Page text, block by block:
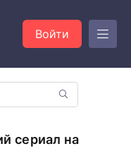
Войти
сериал на